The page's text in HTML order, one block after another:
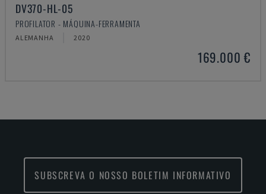
DV370-HL-05
PROFILATOR - MÁQUINA-FERRAMENTA
ALEMANHA 2020
169.000 €
SUBSCREVA O NOSSO BOLETIM INFORMATIVO